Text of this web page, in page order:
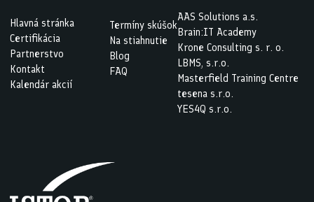
Hlavná stránka
Certifikácia
Partnerstvo
Kontakt
Kalendár akcií
Termíny skúšok
Na stiahnutie
Blog
FAQ
AAS Solutions a.s.
Brain:IT Academy
Krone Consulting s. r. o.
LBMS, s.r.o.
Masterfield Training Centre
tesena s.r.o.
YES4Q s.r.o.